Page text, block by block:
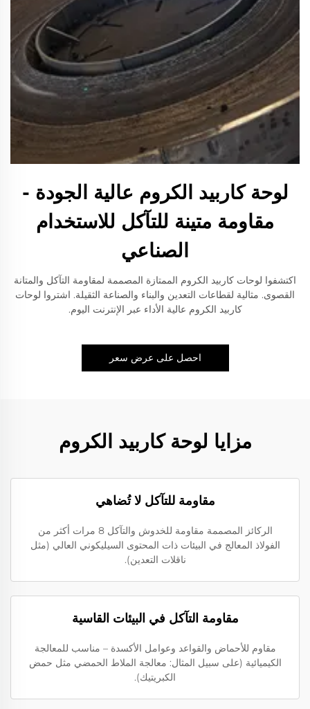
لوحة كاربيد الكروم عالية الجودة -
مقاومة متينة للتآكل للاستخدام
الصناعي
اكتشفوا لوحات كاربيد الكروم الممتازة المصممة لمقاومة التآكل والمتانة
القصوى. مثالية لقطاعات التعدين والبناء والصناعة الثقيلة. اشتروا لوحات
كاربيد الكروم عالية الأداء عبر الإنترنت اليوم.
احصل على عرض سعر
مزايا لوحة كاربيد الكروم
مقاومة للتآكل لا تُضاهي
الركائز المصممة مقاومة للخدوش والتآكل 8 مرات أكثر من
الفولاذ المعالج في البيئات ذات المحتوى السيليكوني العالي (مثل
ناقلات التعدين).
مقاومة التآكل في البيئات القاسية
مقاوم للأحماض والقواعد وعوامل الأكسدة – مناسب للمعالجة
الكيميائية (على سبيل المثال: معالجة الملاط الحمضي مثل حمض
الكبريتيك).